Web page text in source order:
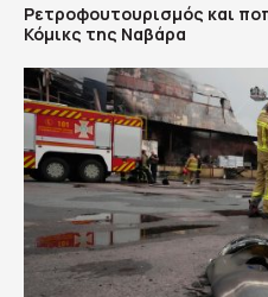
Ρετροφουτουρισμός και
Κόμικς της Ναβάρα